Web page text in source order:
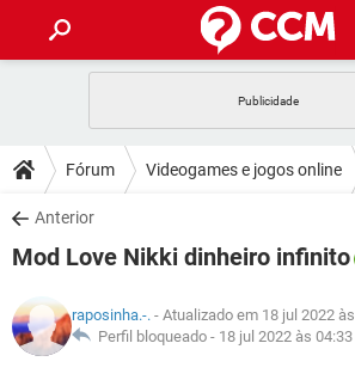
CELULAR
OUTLOOK
INSTAGRAM GMAIL
DICAS
JOGOS WHATSAPP
INSTAGRAM GMAIL
GUIA DE COMPRAS
DOWNLOADS
JOGOS
OUTLOOK EXCEL
JOGOS
CELULAR
GLOSSÁRIO
Fórum Videogames e jogos online
Anterior
Mod Love Nikki dinheiro infinito
raposinha.-. - Atualizado em 18 jul 2022
Perfil bloqueado - 18 jul 2022 às 04:33